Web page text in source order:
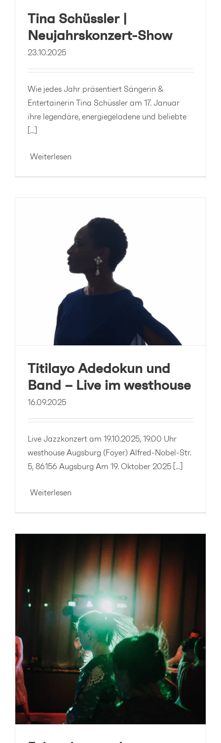
Tina Schüssler |
Neujahrskonzert-Show
23.10.2025
Wie jedes Jahr präsentiert Sängerin &
Entertainerin Tina Schüssler am 17. Januar
ihre legendäre, energiegeladene und beliebte
[...]
Weiterlesen
Titilayo Adedokun und
Band – Live im westhouse
16.09.2025
Live Jazzkonzert am 19.10.2025, 19.00 Uhr
westhouse Augsburg (Foyer) Alfred-Nobel-Str.
5, 86156 Augsburg Am 19. Oktober 2025 [...]
Weiterlesen